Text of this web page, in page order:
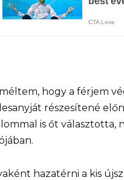
hogy a férjem
részesítené
is őt választotta,
hazatérni a kis